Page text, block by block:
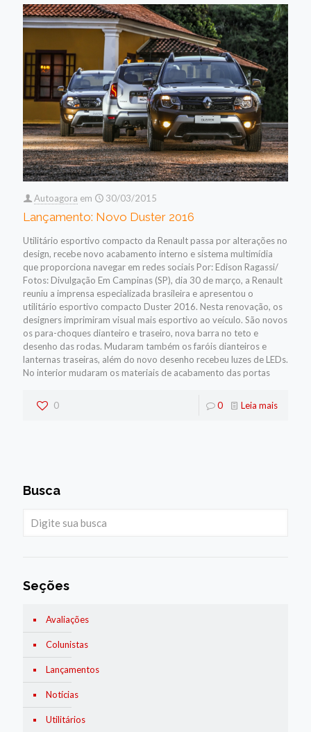
Autoagora em 30/03/2015
Lançamento: Novo Duster 2016
Utilitário esportivo compacto da Renault passa por alterações no
design, recebe novo acabamento interno e sistema multimídia
que proporciona navegar em redes sociais Por: Edison Ragassi/
Fotos: Divulgação Em Campinas (SP), dia 30 de março, a Renault
reuniu a imprensa especializada brasileira e apresentou o
utilitário esportivo compacto Duster 2016. Nesta renovação, os
designers imprimiram visual mais esportivo ao veículo. São novos
os para-choques dianteiro e traseiro, nova barra no teto e
desenho das rodas. Mudaram também os faróis dianteiros e
lanternas traseiras, além do novo desenho recebeu luzes de LEDs.
No interior mudaram os materiais de acabamento das portas
0 0 Leia mais
Busca
Seções
Avaliações
Colunistas
Lançamentos
Notícias
Utilitários